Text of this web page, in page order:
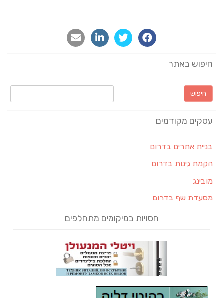
חיפוש באתר
חיפוש:
עסקים מקודמים
בניית אתרים בדרום
הקמת גינות בדרום
מובינג
מסעדת שף בדרום
חסויות במיקומים מתחלפים